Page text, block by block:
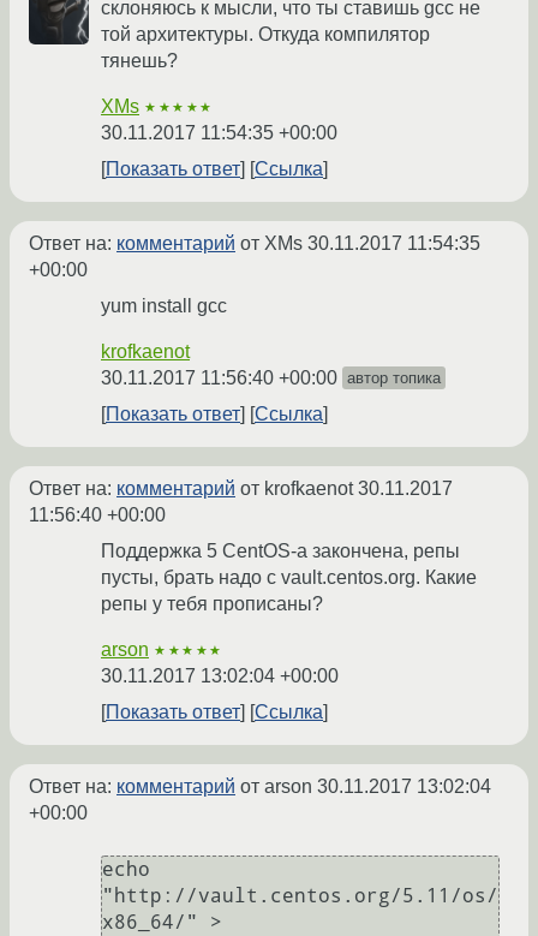
склоняюсь к мысли, что ты ставишь gcc не
той архитектуры. Откуда компилятор
тянешь?
XMs ★★★★★
30.11.2017 11:54:35 +00:00
Показать ответ
Ссылка
Ответ на: комментарий от XMs 30.11.2017 11:54:35
+00:00
yum install gcc
krofkaenot
30.11.2017 11:56:40 +00:00 автор топика
Показать ответ Ссылка
Ответ на: комментарий от krofkaenot30.11.2017
11:56:40 +00:00
Поддержка 5 CentOS-а закончена, репы
пусты, брать надо с vault.centos.org. Какие
репы у тебя прописаны?
arson ★★★★★
30.11.2017 13:02:04 +00:00
Показать ответ
Ссылка
Ответ на: комментарий от arson 30.11.2017 13:02:04
+00:00
echo
"http://vault.centos.org/5.11/os/
x86_64/" >